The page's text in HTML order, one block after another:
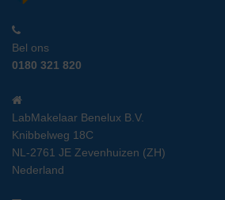
Bel ons
0180 321 820
LabMakelaar Benelux B.V.
Knibbelweg 18C
NL-2761 JE Zevenhuizen (ZH)
Nederland